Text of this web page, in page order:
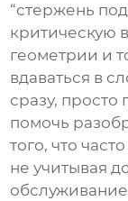
“стержень
критическую
геометрии и
вдаваться в
сразу,
помочь
того, что
не учитывая